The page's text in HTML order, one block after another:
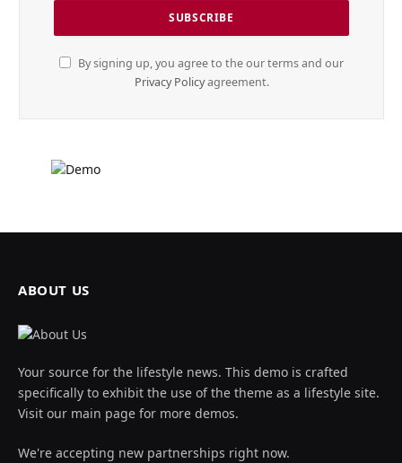
By signing up, you agree to the our terms and our
Privacy Policyagreement.
ABOUT US
Your source for the lifestyle news. This demo is crafted
specifically to exhibit the use of the theme as a lifestyle site.
Visit our main page for more demos.
We're accepting new partnerships right now.